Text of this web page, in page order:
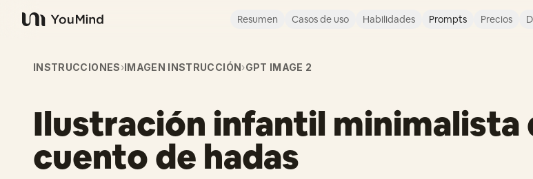
YouMind
Resumen Casos de uso Habilidades Prompts Precios
INSTRUCCIONES›IMAGEN INSTRUCCIÓN›GPT IMAGE 2
Ilustración infantil minimalista
cuento de hadas